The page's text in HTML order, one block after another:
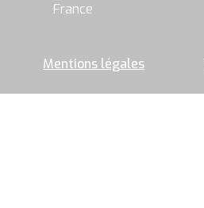
France
Mentions légales